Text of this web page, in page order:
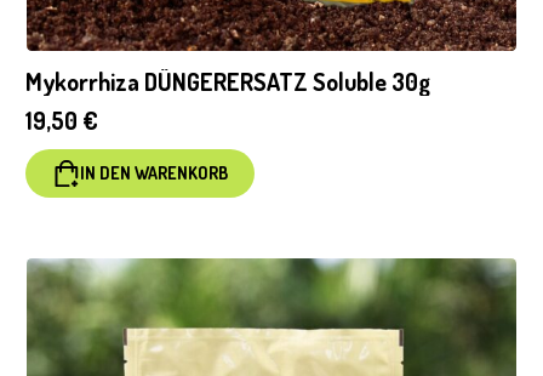
Mykorrhiza DÜNGERERSATZ Soluble 30g
19,50 €
IN DEN WARENKORB